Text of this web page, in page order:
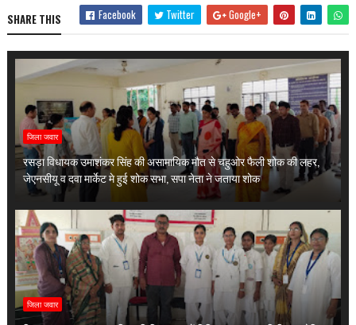
SHARE THIS Facebook Twitter Google+
जिला जवार
रसड़ा विधायक उमाशंकर सिंह की असामायिक मौत से चहुओर फैली शोक की लहर,
जेएनसीयू व दवा मार्केट मे हुई शोक सभा, सपा नेता ने जताया शोक
जिला जवार